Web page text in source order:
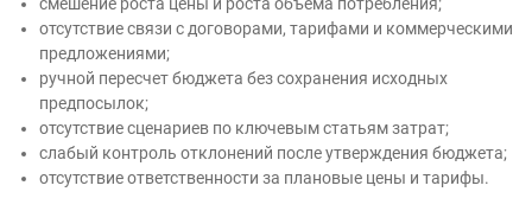
отсутствие связи с договорами, тарифами и коммерческими
предложениями;
ручной пересчет бюджета без сохранения исходных
предпосылок;
отсутствие сценариев по ключевым статьям затрат;
слабый контроль отклонений после утверждения бюджета;
отсутствие ответственности за плановые цены и тарифы.